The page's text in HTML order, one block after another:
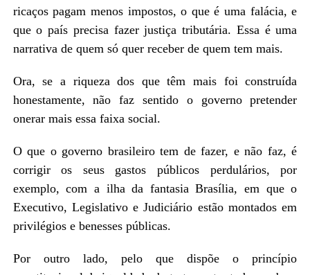
ricaços pagam menos impostos, o que é uma falácia, e
que o país precisa fazer justiça tributária. Essa é uma
narrativa de quem só quer receber de quem tem mais.
Ora, se a riqueza dos que têm mais foi construída
honestamente, não faz sentido o governo pretender
onerar mais essa faixa social.
O que o governo brasileiro tem de fazer, e não faz, é
corrigir os seus gastos públicos perdulários, por
exemplo, com a ilha da fantasia Brasília, em que o
Executivo, Legislativo e Judiciário estão montados em
privilégios e benesses públicas.
Por outro lado, pelo que dispõe o princípio